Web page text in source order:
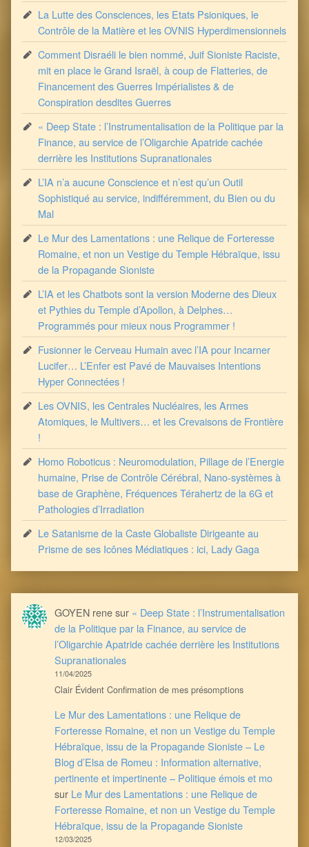
La Lutte des Consciences, les Etats Psioniques, le
Contrôle de la Matière et les OVNIS Hyperdimensionnels
Comment Disraéli le bien nommé, Juif Sioniste Raciste,
mit en place le Grand Israël, à coup de Flatteries, de
Financement des Guerres Impérialistes & de
Conspiration desdites Guerres
« Deep State : l’Instrumentalisation de la Politique par la
Finance, au service de l’Oligarchie Apatride cachée
derrière les Institutions Supranationales
L’IA n’a aucune Conscience et n’est qu’un Outil
Sophistiqué au service, indifféremment, du Bien ou du
Mal
Le Mur des Lamentations : une Relique de Forteresse
Romaine, et non un Vestige du Temple Hébraïque, issu
de la Propagande Sioniste
L’IA et les Chatbots sont la version Moderne des Dieux
et Pythies du Temple d’Apollon, à Delphes…
Programmés pour mieux nous Programmer !
Fusionner le Cerveau Humain avec l’IA pour Incarner
Lucifer… L’Enfer est Pavé de Mauvaises Intentions
Hyper Connectées !
Les OVNIS, les Centrales Nucléaires, les Armes
Atomiques, le Multivers… et les Crevaisons de Frontière
!
Homo Roboticus : Neuromodulation, Pillage de l’Energie
humaine, Prise de Contrôle Cérébral, Nano-systèmes à
base de Graphène, Fréquences Térahertz de la 6G et
Pathologies d’Irradiation
Le Satanisme de la Caste Globaliste Dirigeante au
Prisme de ses Icônes Médiatiques : ici, Lady Gaga
GOYEN renesur « Deep State : l’Instrumentalisation
de la Politique par la Finance, au service de
l’Oligarchie Apatride cachée derrière les Institutions
Supranationales
11/04/2025
Clair Évident Confirmation de mes présomptions
Le Mur des Lamentations : une Relique de
Forteresse Romaine, et non un Vestige du Temple
Hébraïque, issu de la Propagande Sioniste – Le
Blog d’Elsa de Romeu : Information alternative,
pertinente et impertinente – Politique émois et mo
sur Le Mur des Lamentations : une Relique de
Forteresse Romaine, et non un Vestige du Temple
Hébraïque, issu de la Propagande Sioniste
12/03/2025